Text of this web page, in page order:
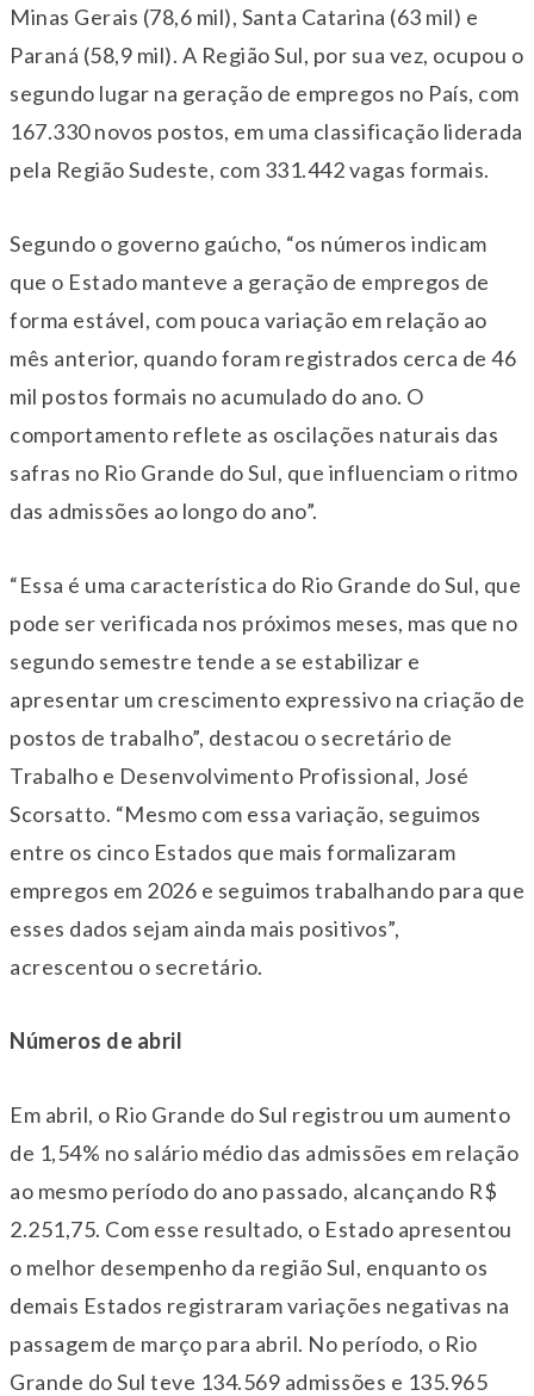
Minas Gerais (78,6 mil), Santa Catarina (63 mil) e
Paraná (58,9 mil). A Região Sul, por sua vez, ocupou o
segundo lugar na geração de empregos no País, com
167.330 novos postos, em uma classificação liderada
pela Região Sudeste, com 331.442 vagas formais.
Segundo o governo gaúcho, “os números indicam
que o Estado manteve a geração de empregos de
forma estável, com pouca variação em relação ao
mês anterior, quando foram registrados cerca de 46
mil postos formais no acumulado do ano. O
comportamento reflete as oscilações naturais das
safras no Rio Grande do Sul, que influenciam o ritmo
das admissões ao longo do ano”.
“Essa é uma característica do Rio Grande do Sul, que
pode ser verificada nos próximos meses, mas que no
segundo semestre tende a se estabilizar e
apresentar um crescimento expressivo na criação de
postos de trabalho”, destacou o secretário de
Trabalho e Desenvolvimento Profissional, José
Scorsatto. “Mesmo com essa variação, seguimos
entre os cinco Estados que mais formalizaram
empregos em 2026 e seguimos trabalhando para que
esses dados sejam ainda mais positivos”,
acrescentou o secretário.
Números de abril
Em abril, o Rio Grande do Sul registrou um aumento
de 1,54% no salário médio das admissões em relação
ao mesmo período do ano passado, alcançando R$
2.251,75. Com esse resultado, o Estado apresentou
o melhor desempenho da região Sul, enquanto os
demais Estados registraram variações negativas na
passagem de março para abril. No período, o Rio
Grande do Sul teve 134.569 admissões e 135.965